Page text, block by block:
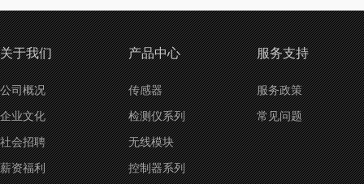
关于我们
公司概况
企业文化
社会招聘
薪资福利
产品中心
传感器
检测仪系列
无线模块
控制器系列
服务支持
服务政策
常见问题